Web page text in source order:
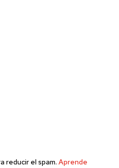
reducir el spam. Aprende